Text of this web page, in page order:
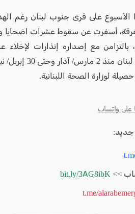
الأسبوع على قرى جنوب لبنان رغم
أسفرت عن سقوط عشرات اضحايا
مع إصداره إنذارات لإخلاء
وبلغت حصيلة العدوان
على واتساب
جديد:
>>
bit.ly/3AG8ibK
t.me/